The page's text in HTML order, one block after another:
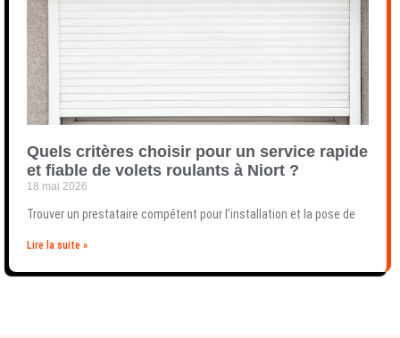
Quels critères choisir pour un service rapide
et fiable de volets roulants à Niort ?
18 mai 2026
Trouver un prestataire compétent pour l’installation et la pose de
Lire la suite »